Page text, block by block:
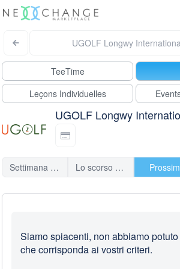
UGOLF Longwy
TeeTime
Leçons Individuelles
UGOLF Longwy
Settimana scorsa Lo scorso mese
Siamo spiacenti, non abbiamo
che corrisponda ai vostri criteri.